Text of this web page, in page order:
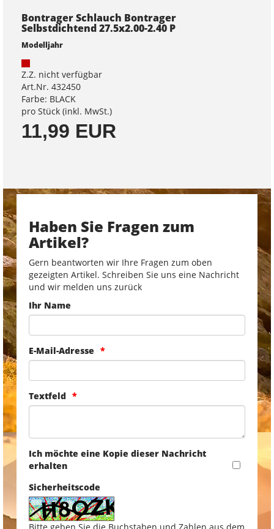
Bontrager Schlauch Bontrager
Selbstdichtend 27.5x2.00-2.40 P
Modelljahr
Z.Z. nicht verfügbar
Art.Nr. 432450
Farbe: BLACK
pro Stück (inkl. MwSt.)
11,99 EUR
Haben Sie Fragen zum
Artikel?
Gern beantworten wir Ihre Fragen zum oben
gezeigten Artikel. Schreiben Sie uns eine Nachricht
und wir melden uns zurück
Ihr Name
E-Mail-Adresse
Textfeld
Ich möchte eine Kopie dieser Nachricht
erhalten
Sicherheitscode